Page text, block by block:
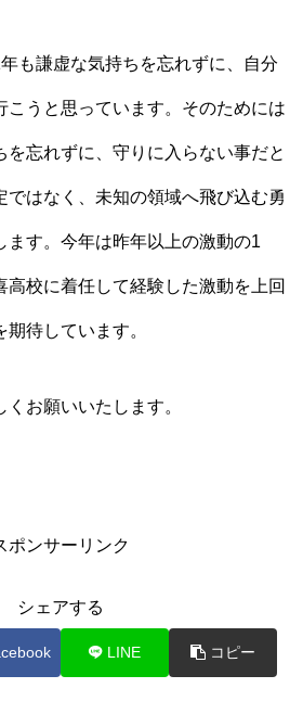
も謙虚な気持ちを忘れずに、自分
こうと思っています。そのためには
を忘れずに、守りに入らない事だと
ではなく、未知の領域へ飛び込む勇
ます。今年は昨年以上の激動の1
高校に着任して経験した激動を上回
待しています。
お願いいたします。
ポンサーリンク
シェアする
LINE コピー